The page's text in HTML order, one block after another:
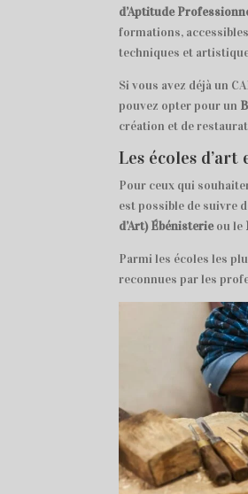
d’Aptitude
formations,
techniques et
Si vous avez déjà un
pouvez opter pour un
création et de
Les écoles
Pour ceux qui
est possible de suivre
d’Art) Ébénisterieou le
Parmi les écoles les
reconnues par les